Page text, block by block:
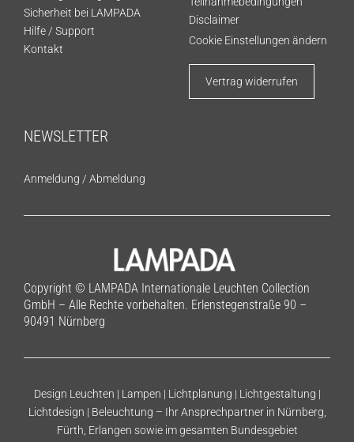
Sicherheit bei LAMPADA
Hilfe / Support
Kontakt
Disclaimer
Cookie Einstellungen ändern
Vertrag widerrufen
NEWSLETTER
Anmeldung / Abmeldung
Copyright © LAMPADA Internationale Leuchten Collection
GmbH – Alle Rechte vorbehalten. Erlenstegenstraße 90 –
90491 Nürnberg
Design Leuchten | Lampen | Lichtplanung | Lichtgestaltung |
Lichtdesign | Beleuchtung – Ihr Ansprechpartner in Nürnberg,
Fürth, Erlangen sowie im gesamten Bundesgebiet